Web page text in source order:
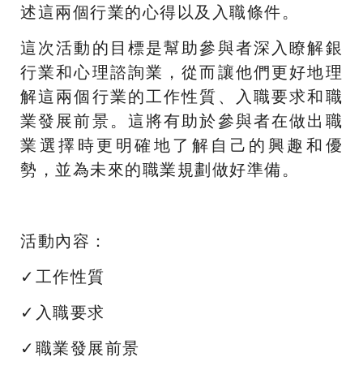
述這兩個行業的心得以及入職條件。
這次活動的目標是幫助參與者深入瞭解銀
行業和心理諮詢業，從而讓他們更好地理
解這兩個行業的工作性質、入職要求和職
業發展前景。這將有助於參與者在做出職
業選擇時更明確地了解自己的興趣和優
勢，並為未來的職業規劃做好準備。
活動內容：
✓工作性質
✓入職要求
✓職業發展前景